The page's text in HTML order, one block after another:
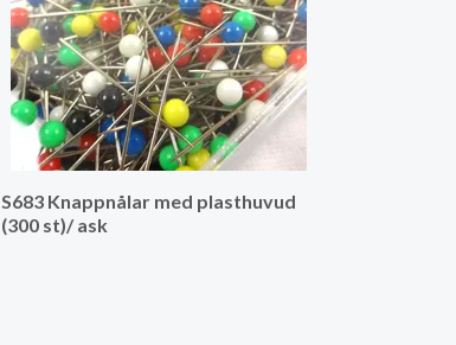
S683 Knappnålar med plasthuvud
(300 st)/ ask